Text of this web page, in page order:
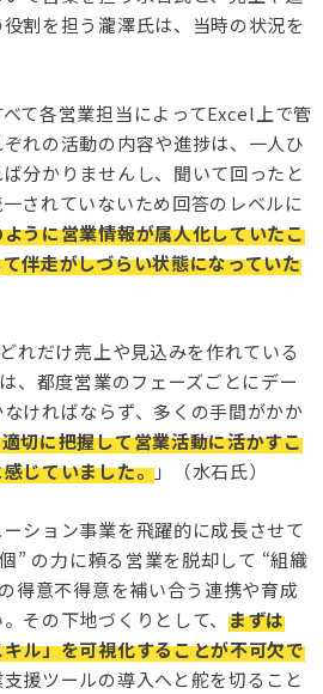
割を担う瀧澤氏は、当時の状況を
べて各営業担当によってExcel上で管
れの活動の内容や進捗は、一人ひ
分かりませんし、聞いて回ったと
されていないため回答のレベルに
うに営業情報が属人化していたこ
伴走がしづらい状態になっていた
れだけ売上や見込みを作れている
、都度営業のフェーズごとにデー
ければならず、多くの手間がかか
切に把握して営業活動に活かすこ
じていました。」（水石氏）
ション事業を飛躍的に成長させて
” の力に頼る営業を脱却して “組織
得意不得意を補い合う連携や育成
その下地づくりとして、まずは
ル」を可視化することが不可欠で
援ツールの導入へと舵を切ること